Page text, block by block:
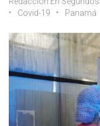
Covid-19
Panamá